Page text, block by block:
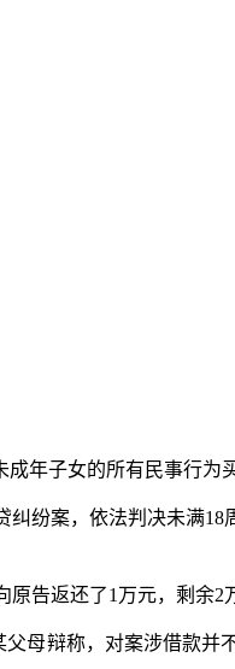
子女的所有民事行为
案，依法判决未满18
告返还了1万元，剩余2
辩称，对案涉借款并